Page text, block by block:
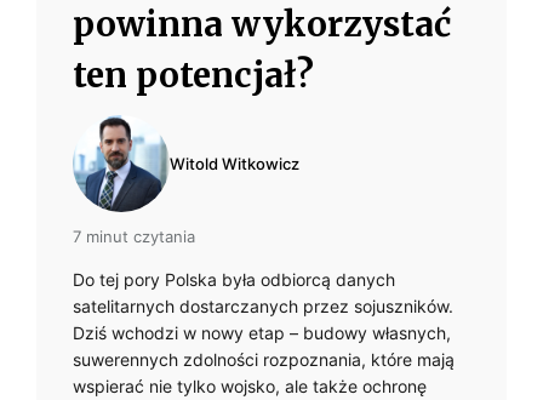
A
R
I
O
D
P
powinna wykorzystać
ten potencjał?
Witold Witkowicz
7 minut czytania
Do tej pory Polska była odbiorcą danych
satelitarnych dostarczanych przez sojuszników.
Dziś wchodzi w nowy etap – budowy własnych,
suwerennych zdolności rozpoznania, które mają
wspierać nie tylko wojsko, ale także ochronę